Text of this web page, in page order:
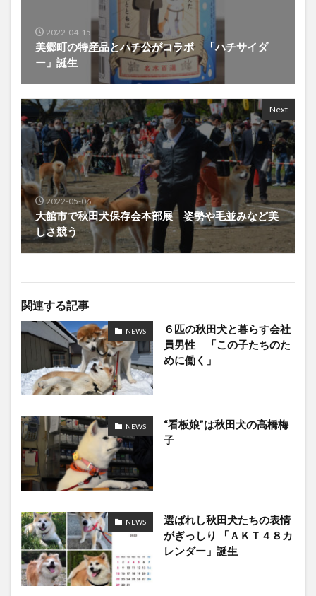
2022-04-15
美郷町の特産品とハチ公がコラボ 「ハチサイダ
ー」誕生
Next
2022-05-06
大館市で秋田犬保存会本部展 姿勢や毛並みなど美
しさ競う
関連する記事
NEWS
６匹の秋田犬と暮らす会社
員男性 「この子たちのた
めに働く」
NEWS
“看板娘”は秋田犬の高橋梅
子
NEWS
選ばれし秋田犬たちの表情
がぎっしり 「ＡＫＴ４８カ
レンダー」誕生